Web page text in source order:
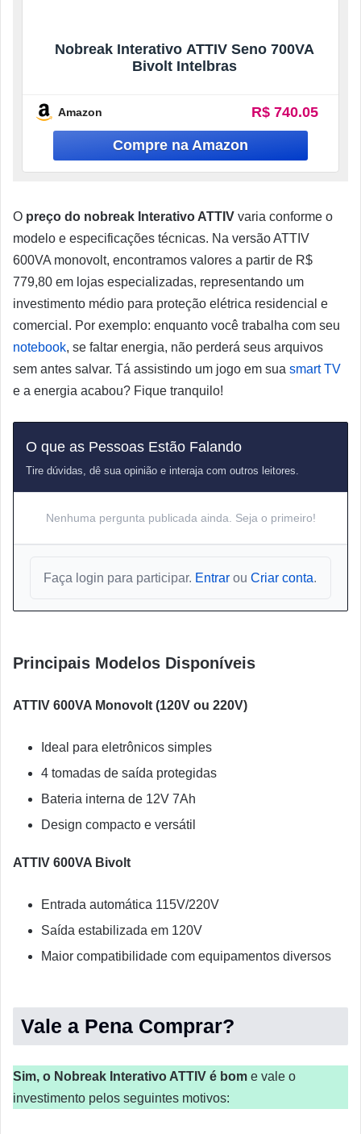
Nobreak Interativo ATTIV Seno 700VA
Bivolt Intelbras
Amazon R$ 740.05
O preço do nobreak Interativo ATTIV varia conforme o
modelo e especificações técnicas. Na versão ATTIV
600VA monovolt, encontramos valores a partir de R$
779,80 em lojas especializadas, representando um
investimento médio para proteção elétrica residencial e
comercial. Por exemplo: enquanto você trabalha com seu
notebook, se faltar energia, não perderá seus arquivos
sem antes salvar. Tá assistindo um jogo em sua smart TV
e a energia acabou? Fique tranquilo!
O que as Pessoas Estão Falando
Tire dúvidas, dê sua opinião e interaja com outros leitores.
Nenhuma pergunta publicada ainda. Seja o primeiro!
Faça login para participar. Entrar ou Criar conta.
Principais Modelos Disponíveis
ATTIV 600VA Monovolt (120V ou 220V)
Ideal para eletrônicos simples
4 tomadas de saída protegidas
Bateria interna de 12V 7Ah
Design compacto e versátil
ATTIV 600VA Bivolt
Entrada automática 115V/220V
Saída estabilizada em 120V
Maior compatibilidade com equipamentos diversos
Vale a Pena Comprar?
Sim, o Nobreak Interativo ATTIV é bom e vale o
investimento pelos seguintes motivos: